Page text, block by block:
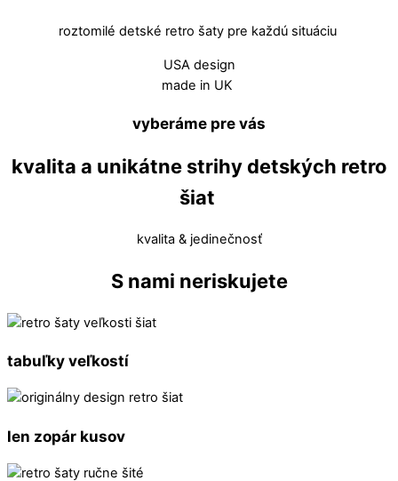
roztomilé detské retro šaty pre každú situáciu
USA design
made in UK
vyberáme pre vás
kvalita a unikátne strihy detských retro
šiat
kvalita & jedinečnosť
S nami neriskujete
tabuľky veľkostí
len zopár kusov